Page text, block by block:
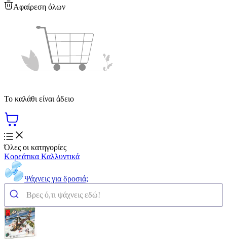
Αφαίρεση όλων
Το καλάθι είναι άδειο
Όλες οι κατηγορίες
Κορεάτικα Καλλυντικά
Ψάχνεις για δροσιά;